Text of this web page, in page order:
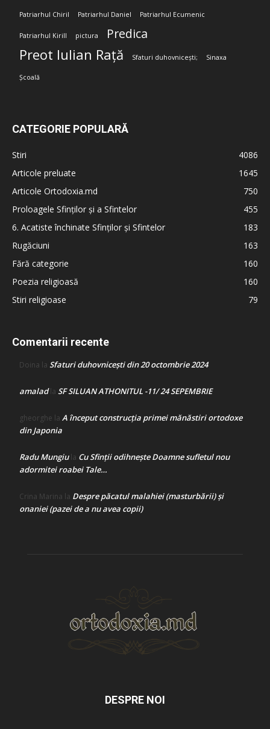
Patriarhul Chiril Patriarhul Daniel Patriarhul Ecumenic
Patriarhul Kirill pictura Predica
Preot Iulian Rață Sfaturi duhovnicești; Sinaxa
Școală
CATEGORIE POPULARĂ
Stiri
4086
Articole preluate
1645
Articole Ortodoxia.md
750
Proloagele Sfinților și a Sfintelor
455
6. Acatiste închinate Sfinților și Sfintelor
183
Rugăciuni
163
Fără categorie
160
Poezia religioasă
160
Stiri religioase
79
Comentarii recente
Doina la Sfaturi duhovnicești din 20 octombrie 2024
amaladla SF SILUAN ATHONITUL -11/ 24 SEPEMBRIE
gheorghe la A început construcţia primei mănăstiri ortodoxe
din Japonia
Radu Mungiula Cu Sfinții odihnește Doamne sufletul nou
adormitei roabei Tale…
Crina Marina la Despre păcatul malahiei (masturbării) şi
onaniei (pazei de a nu avea copii)
DESPRE NOI